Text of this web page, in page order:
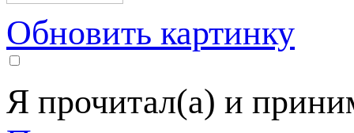
Обновить картинку
Я прочитал(а) и